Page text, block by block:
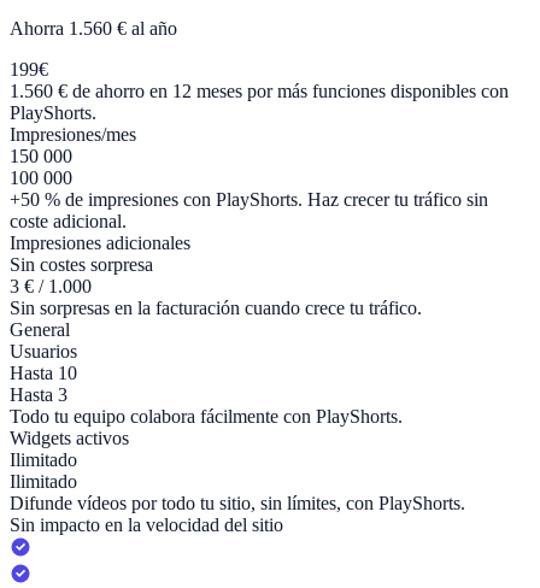
Ahorra 1.560 € al año
199€
1.560 € de ahorro en 12 meses por más funciones disponibles con
PlayShorts.
Impresiones/mes
150 000
100 000
+50 % de impresiones con PlayShorts. Haz crecer tu tráfico sin
coste adicional.
Impresiones adicionales
Sin costes sorpresa
3 € / 1.000
Sin sorpresas en la facturación cuando crece tu tráfico.
General
Usuarios
Hasta 10
Hasta 3
Todo tu equipo colabora fácilmente con PlayShorts.
Widgets activos
Ilimitado
Ilimitado
Difunde vídeos por todo tu sitio, sin límites, con PlayShorts.
Sin impacto en la velocidad del sitio